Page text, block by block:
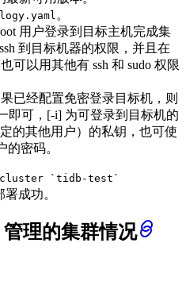
。
用户登录到目标主机完成集
到目标机器的权限，并且在
可以用其他有 ssh 和 sudo 权限
已经配置免密登录目标机，则
即可，[-i] 为可登录到目标机的
的其他用户）的私钥，也可使
的密码。
cluster `tidb-test`
成功。
理的集群情况